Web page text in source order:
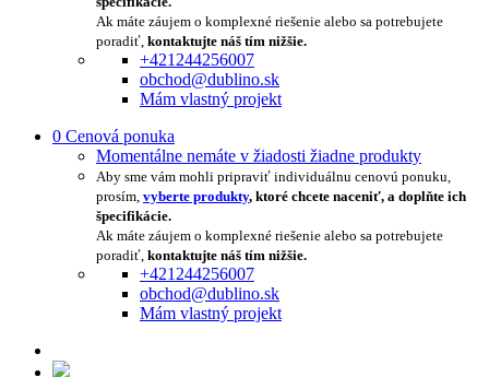
Ak máte záujem o komplexné riešenie alebo sa potrebujete
poradiť, kontaktujte náš tím nižšie.
+421244256007
obchod@dublino.sk
Mám vlastný projekt
0 Cenová ponuka
Momentálne nemáte v žiadosti žiadne produkty
Aby sme vám mohli pripraviť individuálnu cenovú ponuku,
prosím, vyberte produkty, ktoré chcete naceniť, a doplňte ich
špecifikácie.
Ak máte záujem o komplexné riešenie alebo sa potrebujete
poradiť, kontaktujte náš tím nižšie.
+421244256007
obchod@dublino.sk
Mám vlastný projekt